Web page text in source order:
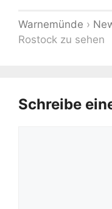
Warnemünde ›
Rostock zu sehen
Schreibe